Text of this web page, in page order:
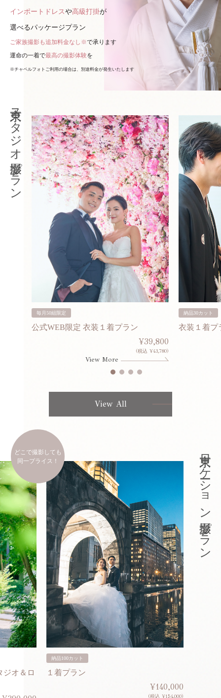
インポートドレスや高級打掛が
選べるパッケージプラン
ご家族撮影も追加料金なし※で承ります
運命の一着で最高の撮影体験を
※チャペルフォトご利用の場合は、別途料金が発生いたします
東京スタジオ撮影プラン
毎月50組限定
公式WEB限定 衣装１着プラン
¥39,800
(税込 ¥43,780)
View More
納品30カット
衣装１着プ
View All
どこで撮影しても
同一プライス！
ジオ＆ロ
納品100カット
１着プラン
¥140,000
(税込 ¥154,000)
東京ロケーション撮影プラン